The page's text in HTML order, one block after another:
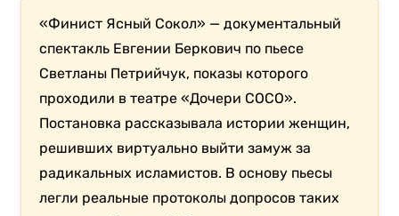
«Финист Ясный Сокол» — документальный
спектакль Евгении Беркович по пьесе
Светланы Петрийчук, показы которого
проходили в театре «Дочери СОСО».
Постановка рассказывала истории женщин,
решивших виртуально выйти замуж за
радикальных исламистов. В основу пьесы
легли реальные протоколы допросов таких